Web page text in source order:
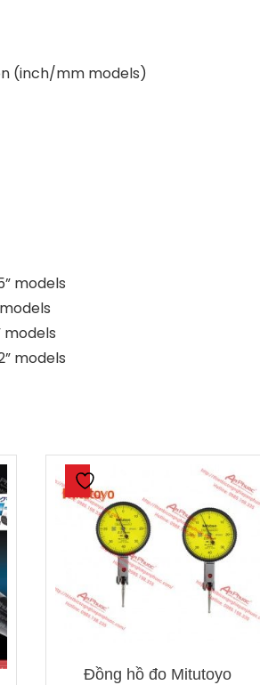
(inch/mm models)
models
models
models
Đồng hồ đo Mitutoyo